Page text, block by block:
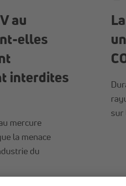
au
elles
interdites
mercure
la menace
du
sur